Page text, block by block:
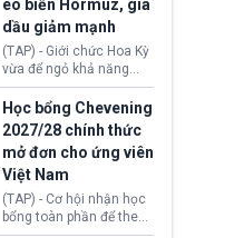
có trường hợp được cấp
quy chế cư trú hậu
Brexit “do nhầm lẫn”.
Động thái này làm dấy
lên lo ngại về việc thực
thi Thỏa thuận Rút khỏi
Liên minh châu Âu
(Withdrawal
Agreement).
eo biển Hormuz, giá
dầu giảm mạnh
(TAP) - Giới chức Hoa Kỳ
vừa để ngỏ khả năng
sớm đạt thỏa thuận với
Iran nhằm mở lại eo biển
Hormuz, mở đường cho
việc khôi phục hoạt
động hàng hải. Những
tín hiệu ngoại giao tích
cực này lập tức tác động
đến thị trường năng
lượng, kéo giá dầu thế
Học bổng Chevening
2027/28 chính thức
mở đơn cho ứng viên
Việt Nam
(TAP) - Cơ hội nhận học
bổng toàn phần để theo
học chương trình thạc sĩ